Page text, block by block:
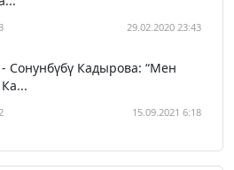
29.02.2020 23:43
Сонунбүбү Кадырова: “Мен
15.09.2021 6:18